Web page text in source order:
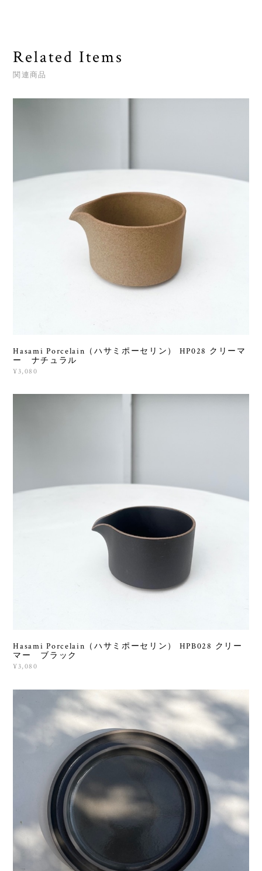
Related Items
関連商品
Hasami Porcelain（ハサミポーセリン） HP028 クリーマ
ー ナチュラル
¥3,080
Hasami Porcelain（ハサミポーセリン） HPB028 クリー
マー ブラック
¥3,080